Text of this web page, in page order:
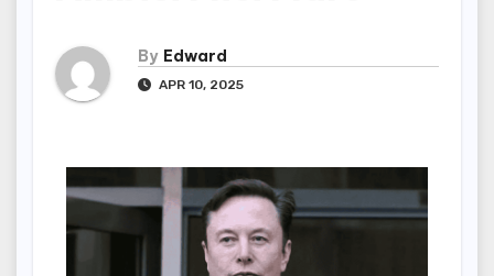
By Edward
APR 10, 2025